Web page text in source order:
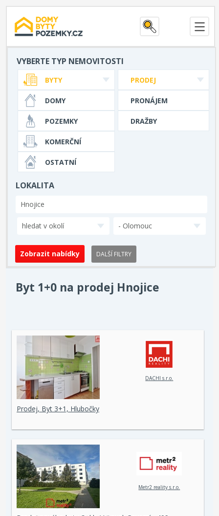
VYBERTE TYP NEMOVITOSTI
PRODEJ
PRONÁJEM
DRAŽBY
BYTY
DOMY
POZEMKY
KOMERČNÍ
OSTATNÍ
LOKALITA
hledat v okolí - Olomouc
DALŠÍ FILTRY
Byt 1+0 na prodej Hnojice
DACHI s.r.o.
Prodej, Byt 3+1, Hlubočky
Metr2 reality s.r.o.